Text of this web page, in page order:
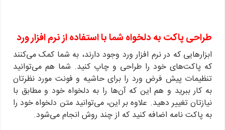
طراحی پاکت به دلخواه شما با استفاده از نرم افزار ورد
­ابزارهایی که در نرم افزار ورد وجود دارند، به شما کمک می‌کنند
که پاکت‌های خود را طراحی و چاپ کنید. شما هم می‌توانید
تنظیمات پیش فرض ورد را برای حاشیه و فونت مورد نظرتان
به کار ببرید و هم این که آن‌ها را به دلخواه خود و مطابق با
نیازتان تغییر دهید. علاوه بر این، می‌توانید متن دلخواه خود را
به پاکت نامه اضافه کنید که از چند روش انجام می‌شود.